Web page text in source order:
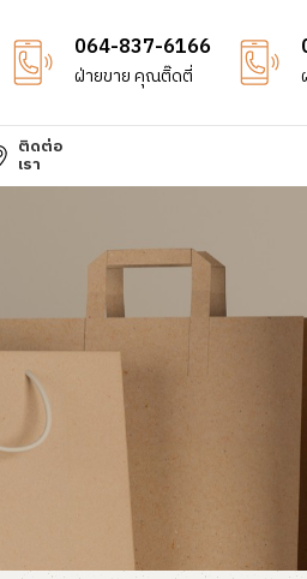
064-837-6166
ฝ่ายขาย คุณติ๊ดตี่
ติดต่อ
เรา